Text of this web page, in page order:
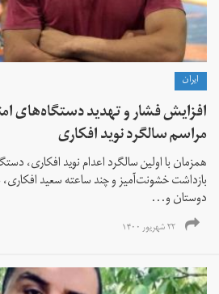
ايران
افزایش فشار و تهدید دستگاه‌های
مراسم سالگرد نوید افکاری
همزمان با اولین سالگرد اعدام نوید افکاری،
بازداشت خشونت‌آمیز و چند ساعته سعید
دوستان و...
۲۲ شهریور ۱۴۰۰